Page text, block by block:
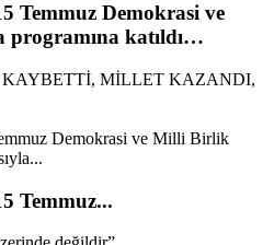
Temmuz Demokrasi ve
katıldı…
MİLLET KAZANDI,
Temmuz...